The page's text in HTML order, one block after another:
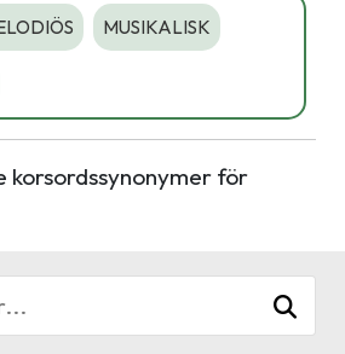
MUSIKALISK
korsordssynonymer för